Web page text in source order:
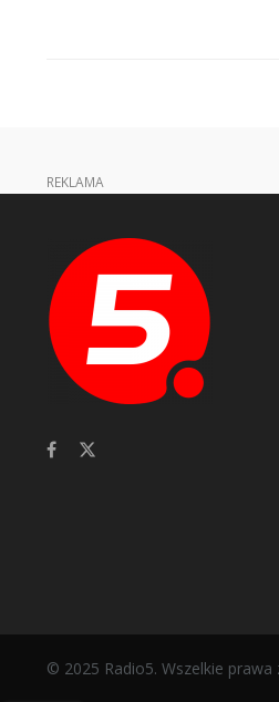
REKLAMA
© 2025 Radio5. Wszelkie prawa